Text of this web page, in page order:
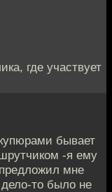
где участвует
бывает
-я ему
мне
то было не